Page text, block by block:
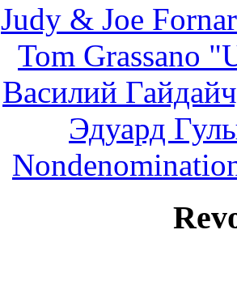
Judy & Joe
Tom Grassano
Василий
Эдуард